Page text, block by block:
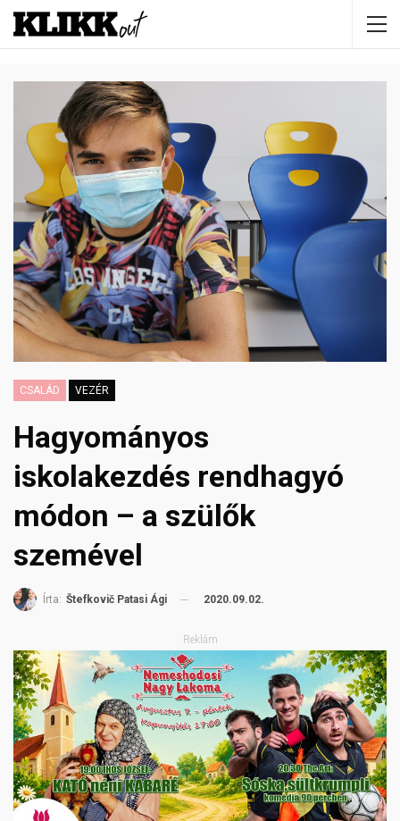
CSALÁD VEZÉR
Hagyományos
iskolakezdés rendhagyó
módon – a szülők
szemével
Írta: Štefkovič Patasi Ági 2020.09.02.
Reklám